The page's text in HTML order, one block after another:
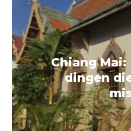
Chiang Mai:
dingen